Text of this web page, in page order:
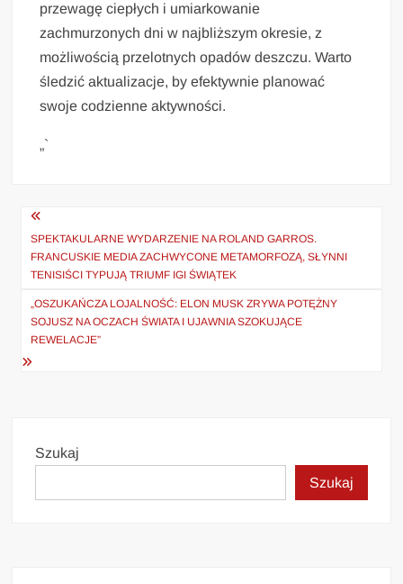
przewagę ciepłych i umiarkowanie
zachmurzonych dni w najbliższym okresie, z
możliwością przelotnych opadów deszczu. Warto
śledzić aktualizacje, by efektywnie planować
swoje codzienne aktywności.
„`
Nawigacja
wpisu
SPEKTAKULARNE WYDARZENIE NA ROLAND GARROS.
FRANCUSKIE MEDIA ZACHWYCONE METAMORFOZĄ, SŁYNNI
TENISIŚCI TYPUJĄ TRIUMF IGI ŚWIĄTEK
„OSZUKAŃCZA LOJALNOŚĆ: ELON MUSK ZRYWA POTĘŻNY
SOJUSZ NA OCZACH ŚWIATA I UJAWNIA SZOKUJĄCE
REWELACJE”
Szukaj
Szukaj